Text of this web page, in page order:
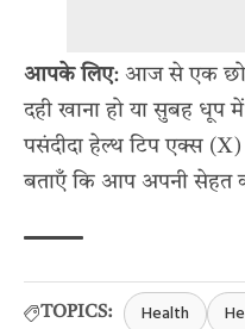
आपके लिए: आज से एक
दही खाना हो या सुबह धूप
पसंदीदा हेल्थ टिप एक्स
बताएँ कि आप अपनी सेहत
TOPICS: Health